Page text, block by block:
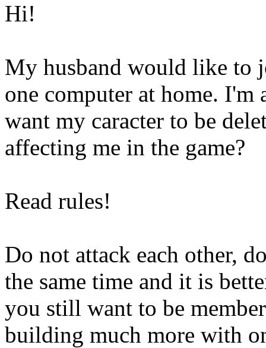
Hi!
My husband would like to
one computer at home.
want my caracter to be
affecting me in the game?
Read rules!
Do not attack each other,
the same time and it is
you still want to be
building much more with